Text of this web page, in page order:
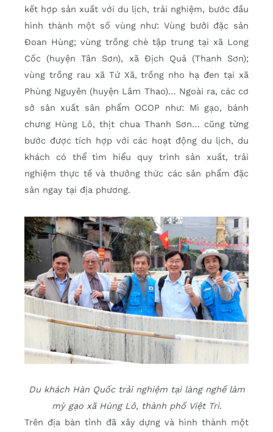
kết hợp sản xuất với du lịch, trải nghiệm, bước đầu
hình thành một số vùng như: Vùng bưởi đặc sản
Đoan Hùng; vùng trồng chè tập trung tại xã Long
Cốc (huyện Tân Sơn), xã Địch Quả (Thanh Sơn);
vùng trồng rau xã Tứ Xã, trồng nho hạ đen tại xã
Phùng Nguyên (huyện Lâm Thao)… Ngoài ra, các cơ
sở sản xuất sản phẩm OCOP như: Mì gạo, bánh
chưng Hùng Lô, thịt chua Thanh Sơn… cũng từng
bước được tích hợp với các hoạt động du lịch, du
khách có thể tìm hiểu quy trình sản xuất, trải
nghiệm thực tế và thưởng thức các sản phẩm đặc
sản ngay tại địa phương.
Du khách Hàn Quốc trải nghiệm tại làng nghề làm
mỳ gạo xã Hùng Lô, thành phố Việt Trì.
Trên địa bàn tỉnh đã xây dựng và hình thành một